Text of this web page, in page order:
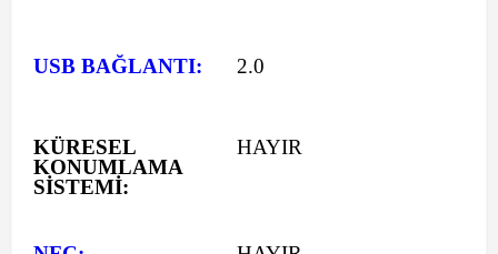
USB BAĞLANTI: 2.0
KÜRESEL
KONUMLAMA
SİSTEMİ:
HAYIR